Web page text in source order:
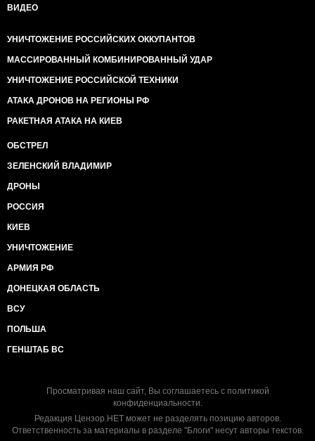
ВИДЕО
УНИЧТОЖЕНИЕ РОССИЙСКИХ ОККУПАНТОВ
МАССИРОВАННЫЙ КОМБИНИРОВАННЫЙ УДАР
УНИЧТОЖЕНИЕ РОССИЙСКОЙ ТЕХНИКИ
АТАКА ДРОНОВ НА РЕГИОНЫ РФ
РАКЕТНАЯ АТАКА НА КИЕВ
ОБСТРЕЛ
ЗЕЛЕНСКИЙ ВЛАДИМИР
ДРОНЫ
РОССИЯ
КИЕВ
УНИЧТОЖЕНИЕ
АРМИЯ РФ
ДОНЕЦКАЯ ОБЛАСТЬ
ВСУ
ПОЛЬША
ГЕНШТАБ ВС
Просматривая наш сайт, Вы соглашаетесь с политикой
конфиденциальности.
Редакция Цензор.НЕТ может не разделять позицию авторов.
Ответственность за материалы в разделе "Блоги" несут авторы текстов.